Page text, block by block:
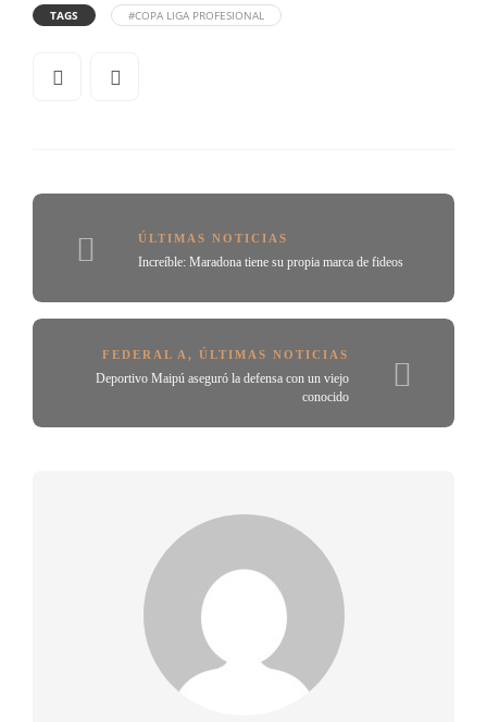
TAGS #COPA LIGA PROFESIONAL
ÚLTIMAS NOTICIAS
Increíble: Maradona tiene su propia marca de fideos
FEDERAL A , ÚLTIMAS NOTICIAS
Deportivo Maipú aseguró la defensa con un viejo
conocido